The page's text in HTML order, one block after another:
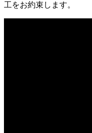
工をお約束します。